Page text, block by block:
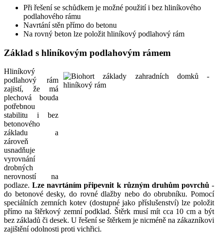
Při řešení se schůdkem je možné použití i bez hliníkového
podlahového rámu
Navrtání stěn přímo do betonu
Na rovný beton lze položit hliníkový podlahový rám
Základ s hliníkovým podlahovým rámem
Hliníkový
podlahový rám
zajistí, že má
plechová bouda
potřebnou
stabilitu i bez
betonového
základu a
zároveň
usnadňuje
vyrovnání
drobných
nerovností na
podlaze.Lze navrtáním připevnit k různým druhům povrchů-
do betonové desky, do rovné dlažby nebo do obrubníku. Pomocí
speciálních zemních kotev (dostupné jako příslušenství) lze položit
přímo na štěrkový zemní podklad. Štěrk musí mít cca 10 cm a být
bez základů či desek. U řešení se štěrkem je nicméně na zákazníkovi
zajištění odolnosti proti vichřici.